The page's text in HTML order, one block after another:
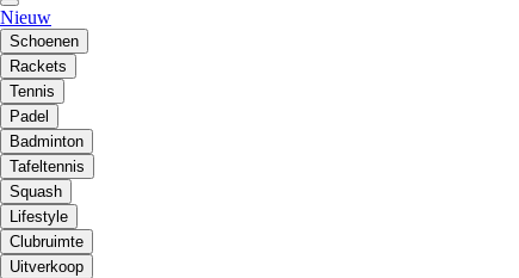
Nieuw
Schoenen
Rackets
Tennis
Padel
Badminton
Tafeltennis
Squash
Lifestyle
Clubruimte
Uitverkoop